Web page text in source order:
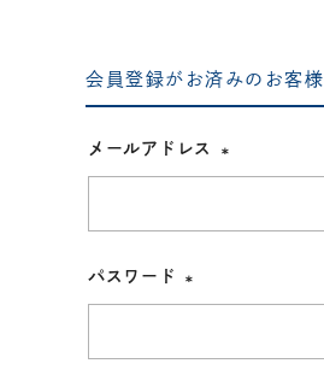
会員登録がお済みのお客様
メールアドレス
パスワード